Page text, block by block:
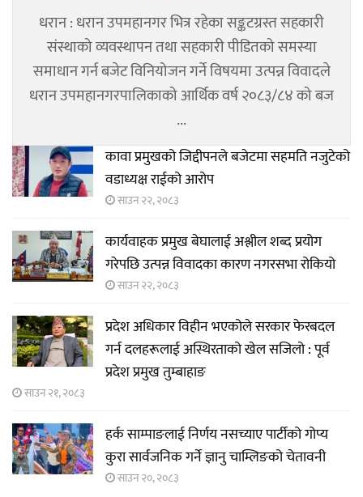
धरान : धरान उपमहानगर भित्र रहेका सङ्कटग्रस्त सहकारी
संस्थाको व्यवस्थापन तथा सहकारी पीडितको समस्या
समाधान गर्न बजेट विनियोजन गर्ने विषयमा उत्पन्न विवादले
धरान उपमहानगरपालिकाको आर्थिक वर्ष २०८३/८४ को बज
...
कावा प्रमुखको जिद्दीपनले बजेटमा सहमति नजुटेको
वडाध्यक्ष राईको आरोप
साउन २२, २०८३
कार्यवाहक प्रमुख बेघालाई अश्लील शब्द प्रयोग
गरेपछि उत्पन्न विवादका कारण नगरसभा रोकियो
साउन २२, २०८३
प्रदेश अधिकार विहीन भएकोले सरकार फेरबदल
गर्न दलहरूलाई अस्थिरताको खेल सजिलो : पूर्व
प्रदेश प्रमुख तुम्बाहाङ
साउन २१, २०८३
हर्क साम्पाङलाई निर्णय नसच्याए पार्टीको गोप्य
कुरा सार्वजनिक गर्ने ज्ञानु चाम्लिङको चेतावनी
साउन २०, २०८३